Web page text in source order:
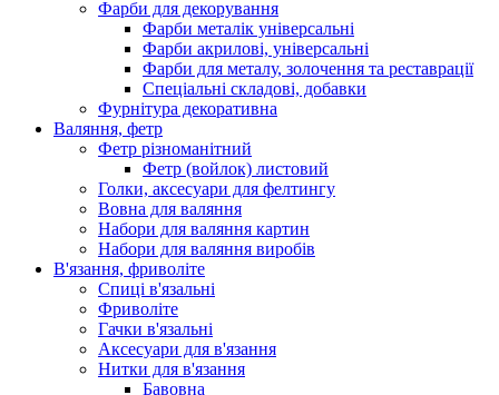
Фарби для декорування
Фарби металік універсальні
Фарби акрилові, універсальні
Фарби для металу, золочення та реставрації
Спеціальні складові, добавки
Фурнітура декоративна
Валяння, фетр
Фетр різноманітний
Фетр (войлок) листовий
Голки, аксесуари для фелтингу
Вовна для валяння
Набори для валяння картин
Набори для валяння виробів
В'язання, фриволіте
Спиці в'язальні
Фриволіте
Гачки в'язальні
Аксесуари для в'язання
Нитки для в'язання
Бавовна